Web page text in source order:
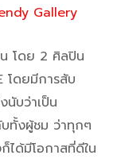
Gallery
น โดย 2 ศิลปิน
โดยมีการสับ
นับว่าเป็น
บทั้งผู้ชม ว่าทุกๆ
ได้มีโอกาสที่ดีใน